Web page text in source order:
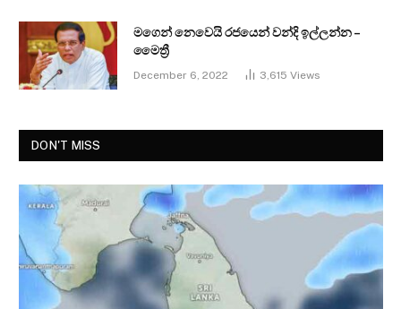
මගෙන් නෙවෙයි රජයෙන් වන්දි ඉල්ලන්න –
මෛත්‍රී
December 6, 2022 3,615 Views
DON'T MISS